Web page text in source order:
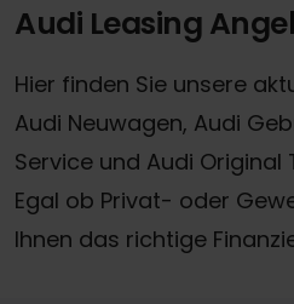
Audi Leasing
Hier finden Sie unsere
Audi Neuwagen, Audi
Service und Audi Original
Egal ob Privat- oder
Ihnen das richtige